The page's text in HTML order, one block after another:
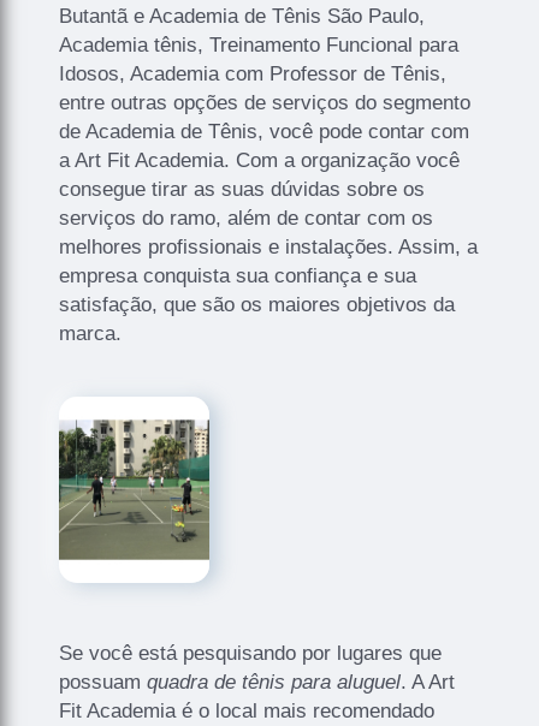
Butantã e Academia de Tênis São Paulo,
Academia tênis, Treinamento Funcional para
Idosos, Academia com Professor de Tênis,
entre outras opções de serviços do segmento
de Academia de Tênis, você pode contar com
a Art Fit Academia. Com a organização você
consegue tirar as suas dúvidas sobre os
serviços do ramo, além de contar com os
melhores profissionais e instalações. Assim, a
empresa conquista sua confiança e sua
satisfação, que são os maiores objetivos da
marca.
Se você está pesquisando por lugares que
possuamquadra de tênis para aluguel. A Art
Fit Academia é o local mais recomendado